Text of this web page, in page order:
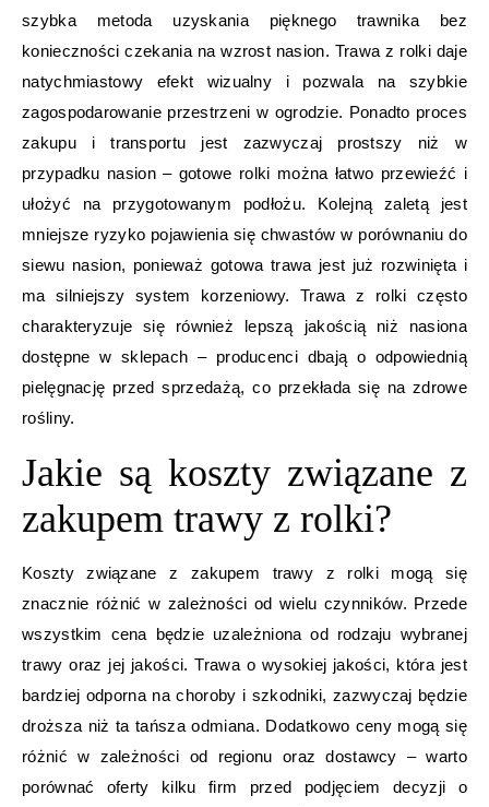
szybka metoda uzyskania pięknego trawnika bez
konieczności czekania na wzrost nasion. Trawa z rolki daje
natychmiastowy efekt wizualny i pozwala na szybkie
zagospodarowanie przestrzeni w ogrodzie. Ponadto proces
zakupu i transportu jest zazwyczaj prostszy niż w
przypadku nasion – gotowe rolki można łatwo przewieźć i
ułożyć na przygotowanym podłożu. Kolejną zaletą jest
mniejsze ryzyko pojawienia się chwastów w porównaniu do
siewu nasion, ponieważ gotowa trawa jest już rozwinięta i
ma silniejszy system korzeniowy. Trawa z rolki często
charakteryzuje się również lepszą jakością niż nasiona
dostępne w sklepach – producenci dbają o odpowiednią
pielęgnację przed sprzedażą, co przekłada się na zdrowe
rośliny.
Jakie są koszty związane z
zakupem trawy z rolki?
Koszty związane z zakupem trawy z rolki mogą się
znacznie różnić w zależności od wielu czynników. Przede
wszystkim cena będzie uzależniona od rodzaju wybranej
trawy oraz jej jakości. Trawa o wysokiej jakości, która jest
bardziej odporna na choroby i szkodniki, zazwyczaj będzie
droższa niż ta tańsza odmiana. Dodatkowo ceny mogą się
różnić w zależności od regionu oraz dostawcy – warto
porównać oferty kilku firm przed podjęciem decyzji o